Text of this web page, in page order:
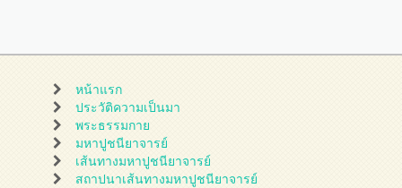
หน้าแรก
ประวัติความเป็นมา
พระธรรมกาย
มหาปูชนียาจารย์
เส้นทางมหาปูชนียาจารย์
สถาปนาเส้นทางมหาปูชนียาจารย์